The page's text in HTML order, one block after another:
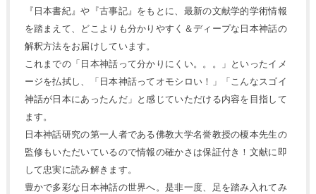
『日本書紀』や『古事記』をもとに、最新の文献学的学術情報
を踏まえて、どこよりも分かりやすく＆ディープな日本神話の
解釈方法をお届けしています。
これまでの「日本神話って分かりにくい。。。」といったイメ
ージを払拭し、「日本神話ってオモシロい！」「こんなスゴイ
神話が日本にあったんだ」と感じていただける内容を目指して
ます。
日本神話研究の第一人者である佛教大学名誉教授の榎本先生の
監修もいただいているので情報の確かさは保証付き！文献に即
して忠実に読み解きます。
豊かで多彩な日本神話の世界へ。是非一度、足を踏み入れてみ